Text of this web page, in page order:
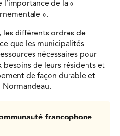
de la «
».
les différents ordres de
que les municipalités
nécessaires pour
de leurs résidents et
de façon durable et
Normandeau.
francophone